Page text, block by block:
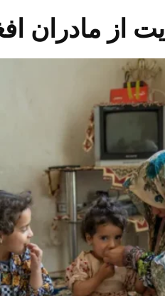
از مادران